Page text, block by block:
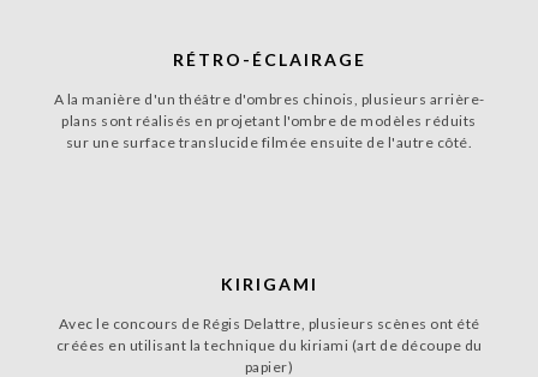
RÉTRO-ÉCLAIRAGE
A la manière d'un théâtre d'ombres chinois, plusieurs arrière-
plans sont réalisés en projetant l'ombre de modèles réduits
sur une surface translucide filmée ensuite de l'autre côté.
KIRIGAMI
Avec le concours de Régis Delattre, plusieurs scènes ont été
créées en utilisant la technique du kiriami (art de découpe du
papier)